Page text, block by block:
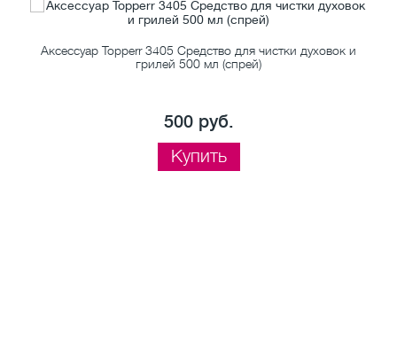
Аксессуар Topperr 3405 Средство для чистки духовок и
грилей 500 мл (спрей)
500 руб.
Купить